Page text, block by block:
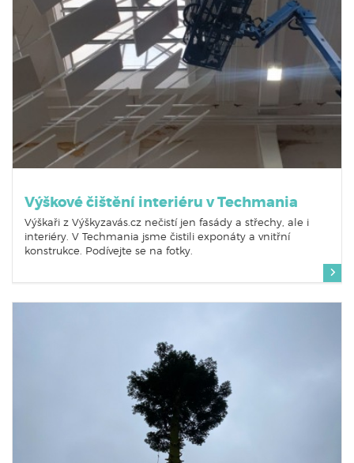
Výškové čištění interiéru v Techmania
Výškaři z Výškyzavás.cz nečistí jen fasády a střechy, ale i
interiéry. V Techmania jsme čistili exponáty a vnitřní
konstrukce. Podívejte se na fotky.